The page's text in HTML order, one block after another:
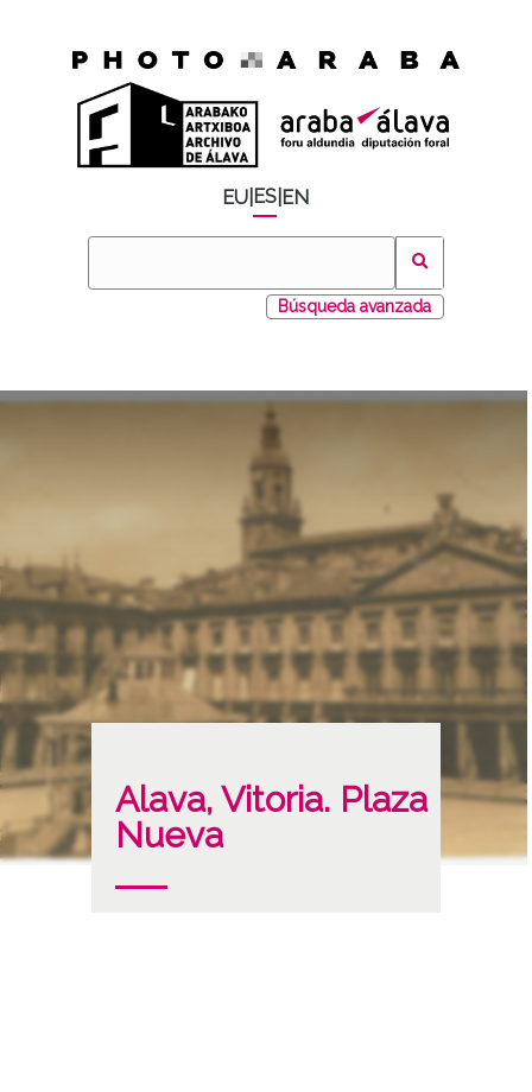
EU ES EN
Búsqueda avanzada
Alava, Vitoria. Plaza
Nueva